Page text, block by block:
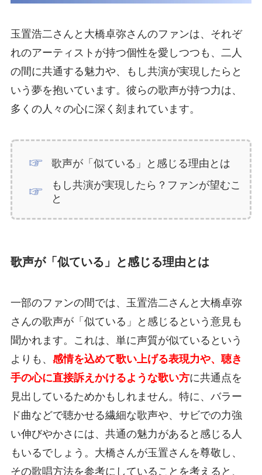
玉置浩二さんと大橋卓弥さんのファンは、それぞ
れのアーティストが持つ個性を愛しつつも、二人
の間に共通する魅力や、もし共演が実現したらと
いう夢を抱いています。彼らの歌声が持つ力は、
多くの人々の心に深く刻まれています。
歌声が「似ている」と感じる理由とは
もし共演が実現したら？ファンが望むこ
と
歌声が「似ている」と感じる理由とは
一部のファンの間では、玉置浩二さんと大橋卓弥
さんの歌声が「似ている」と感じるという意見も
聞かれます。これは、単に声質が似ているという
よりも、 感情を込めて歌い上げる表現力や、聴き
手の心に直接訴えかけるような歌い方に共通点を
見出しているためかもしれません。特に、バラー
ド曲などで聴かせる繊細な歌声や、サビでの力強
い伸びやかさには、共通の魅力があると感じる人
もいるでしょう。大橋さんが玉置さんを尊敬し、
その歌唱方法を参考にしていることを考えると、